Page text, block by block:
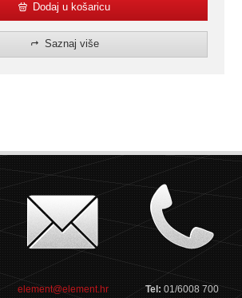
Dodaj u košaricu
Saznaj više
element@element.hr Tel:01/6008 700